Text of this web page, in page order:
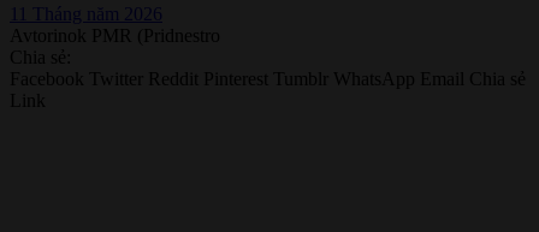
11 Tháng năm 2026
Avtorinok PMR (Pridnestro
Chia sẻ:
Facebook Twitter Reddit Pinterest Tumblr WhatsApp Email
Chia sẻ
Link